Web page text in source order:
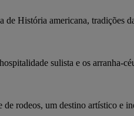
de História americana, tradições
sulista e os arranha-
de rodeos, um destino artístico e